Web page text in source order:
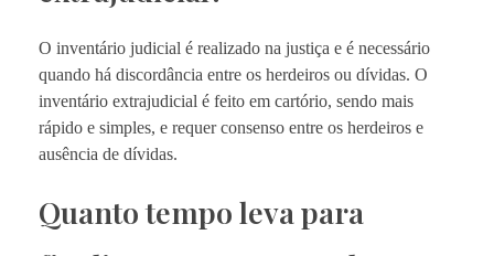
O inventário judicial é realizado na justiça e é necessário
quando há discordância entre os herdeiros ou dívidas. O
inventário extrajudicial é feito em cartório, sendo mais
rápido e simples, e requer consenso entre os herdeiros e
ausência de dívidas.
Quanto tempo leva para